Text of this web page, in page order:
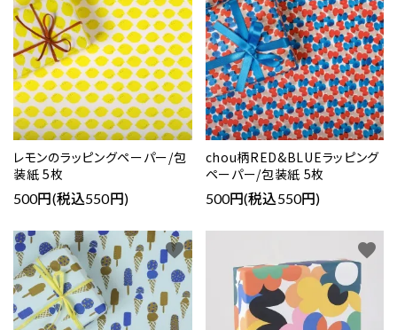
レモンのラッピングペーパー/包
装紙 5枚
500円(税込550円)
chou柄RED&BLUEラッピング
ペーパー/包装紙 5枚
500円(税込550円)
favorite favorite